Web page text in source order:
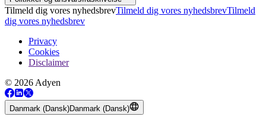
Tilmeld dig vores nyhedsbrevTilmeld dig vores nyhedsbrevTilmeld
dig vores nyhedsbrev
Privacy
Cookies
Disclaimer
© 2026 Adyen
Danmark (Dansk)Danmark (Dansk)